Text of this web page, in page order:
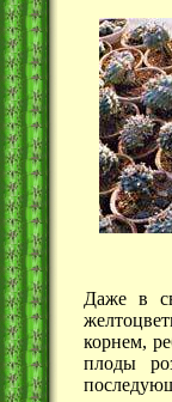
Даже в
корнем,
плоды